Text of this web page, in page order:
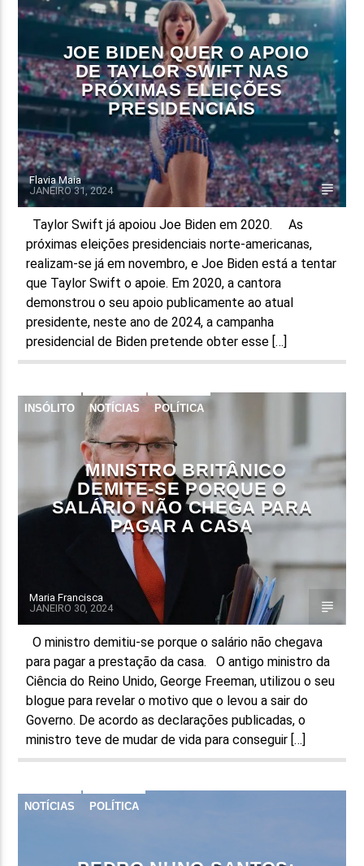
FAIXA ATUAL
TÍTULO
ARTISTA
ON FM
POLÍTICA REDES SOCIAIS
JOE BIDEN QUER O APOIO
DE TAYLOR SWIFT NAS
PRÓXIMAS ELEIÇÕES
PRESIDENCIAIS
Flavia Maia
JANEIRO 31, 2024
Taylor Swift já apoiou Joe Biden em 2020. As
próximas eleições presidenciais norte-americanas,
realizam-se já em novembro, e Joe Biden está a tentar
que Taylor Swift o apoie. Em 2020, a cantora
demonstrou o seu apoio publicamente ao atual
presidente, neste ano de 2024, a campanha
presidencial de Biden pretende obter esse […]
INSÓLITO NOTÍCIAS POLÍTICA
MINISTRO BRITÂNICO
DEMITE-SE PORQUE O
SALÁRIO NÃO CHEGA PARA
PAGAR A CASA
Maria Francisca
JANEIRO 30, 2024
O ministro demitiu-se porque o salário não chegava
para pagar a prestação da casa. O antigo ministro da
Ciência do Reino Unido, George Freeman, utilizou o seu
blogue para revelar o motivo que o levou a sair do
Governo. De acordo as declarações publicadas, o
ministro teve de mudar de vida para conseguir […]
NOTÍCIAS POLÍTICA